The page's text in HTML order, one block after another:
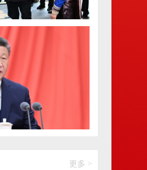
更多 >
统漏洞，0元购3000
，半年后确诊癌症，
用怕吗？
？电力部门回应